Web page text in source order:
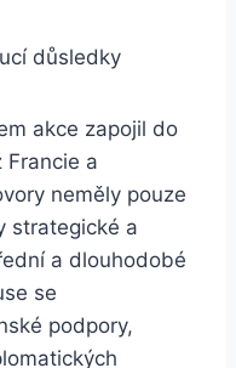
důsledky
akce zapojil do
Francie a
neměly pouze
strategické a
a dlouhodobé
se
podpory,